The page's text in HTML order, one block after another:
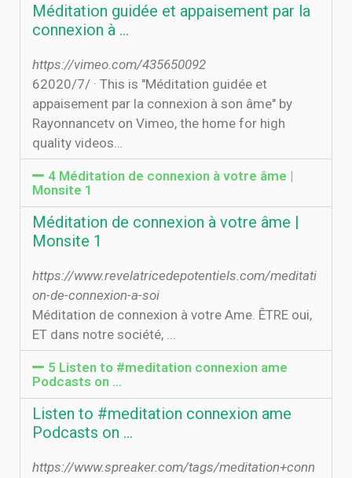
Méditation guidée et appaisement par la
connexion à …
https://vimeo.com/435650092
6‏‏/7‏‏/2020 · This is "Méditation guidée et
appaisement par la connexion à son âme" by
Rayonnancetv on Vimeo, the home for high
quality videos…
4 Méditation de connexion à votre âme |
Monsite 1
Méditation de connexion à votre âme |
Monsite 1
https://www.revelatricedepotentiels.com/meditati
on-de-connexion-a-soi
Méditation de connexion à votre Ame. ÊTRE oui,
ET dans notre société, ...
5 Listen to #meditation connexion ame
Podcasts on …
Listen to #meditation connexion ame
Podcasts on …
https://www.spreaker.com/tags/meditation+conn